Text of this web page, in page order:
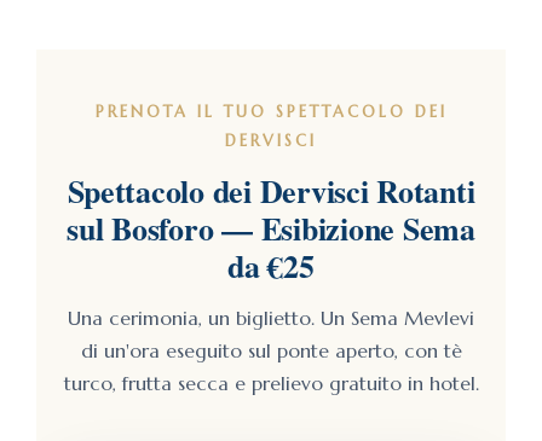
PRENOTA IL TUO SPETTACOLO DEI
DERVISCI
Spettacolo dei Dervisci Rotanti
sul Bosforo — Esibizione Sema
da €25
Una cerimonia, un biglietto. Un Sema Mevlevi
di un'ora eseguito sul ponte aperto, con tè
turco, frutta secca e prelievo gratuito in hotel.